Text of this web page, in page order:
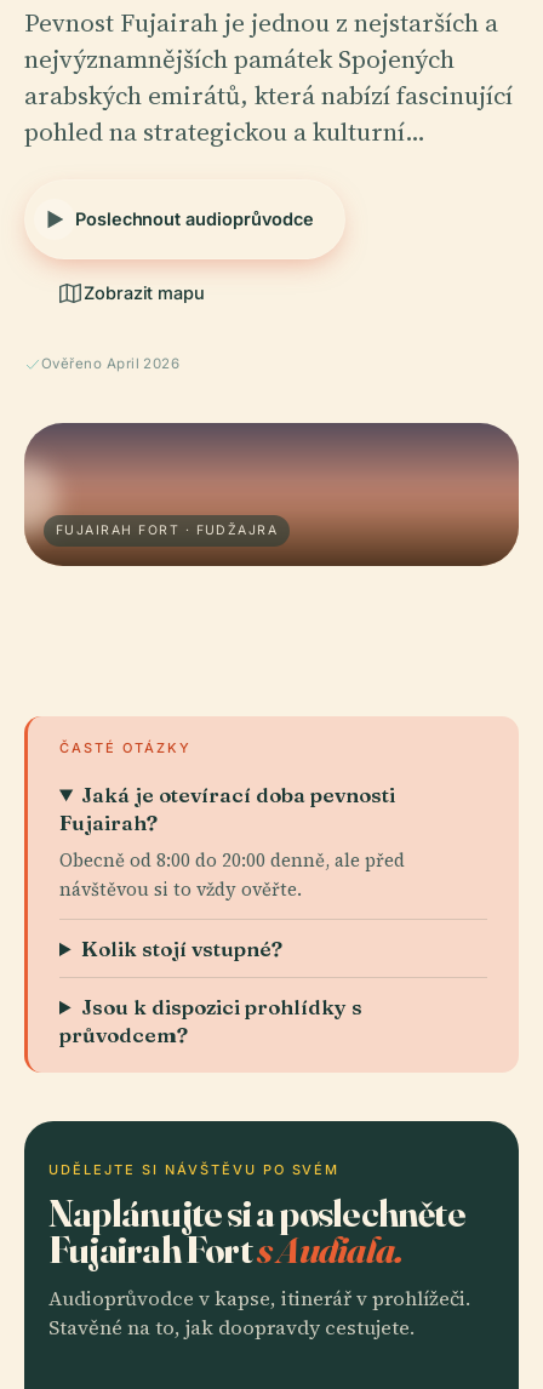
Pevnost Fujairah je jednou z nejstarších a
nejvýznamnějších památek Spojených
arabských emirátů, která nabízí fascinující
pohled na strategickou a kulturní…
Poslechnout audioprůvodce
Zobrazit mapu
Ověřeno April 2026
FUJAIRAH FORT · FUDŽAJRA
ČASTÉ OTÁZKY
Jaká je otevírací doba pevnosti
Fujairah?
Obecně od 8:00 do 20:00 denně, ale před
návštěvou si to vždy ověřte.
Kolik stojí vstupné?
Jsou k dispozici prohlídky s
průvodcem?
UDĚLEJTE SI NÁVŠTĚVU PO SVÉM
Naplánujte si a poslechněte
Fujairah Forts Audiala.
Audioprůvodce v kapse, itinerář v prohlížeči.
Stavěné na to, jak doopravdy cestujete.